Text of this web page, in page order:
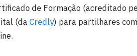
de Formação (acreditado
(daCredly) para partilhares